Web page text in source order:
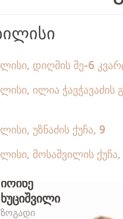
ამაღლებს
და
ავტორია
ირინე
ხუციშვილი
ზოგადი